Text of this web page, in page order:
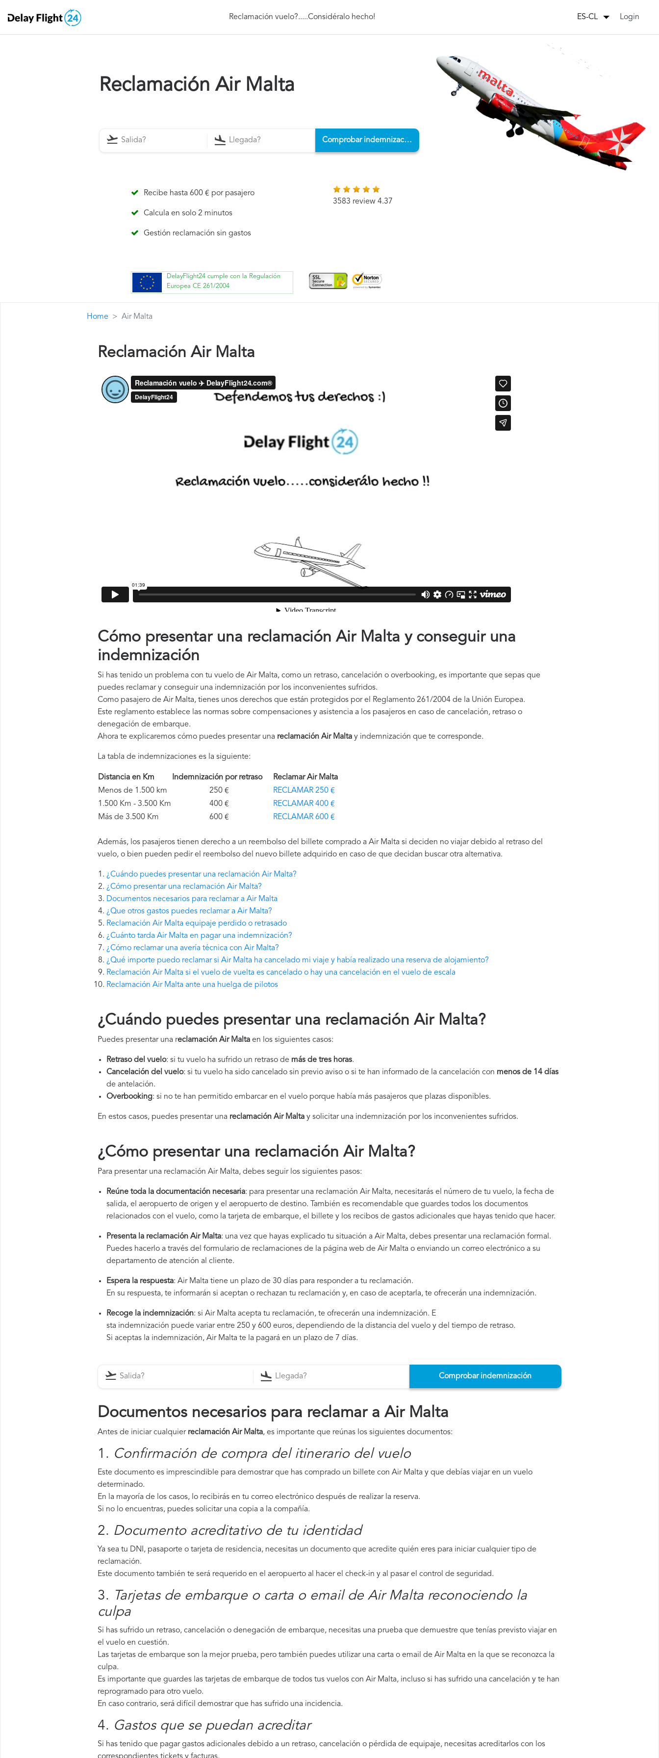
Reclamación vuelo?.....Considéralo hecho! ES-CL Login
Reclamación Air Malta
Comprobar indemnización
Recibe hasta 600 € por pasajero
Calcula en solo 2 minutos
Gestión reclamación sin gastos
3583 review 4.37
DelayFlight24 cumple con la Regulación
Europea CE 261/2004
Home Air Malta
Reclamación Air Malta
Cómo presentar una reclamación Air Malta y conseguir una
indemnización
Si has tenido un problema con tu vuelo de Air Malta, como un retraso, cancelación o overbooking, es importante que sepas que
puedes reclamar y conseguir una indemnización por los inconvenientes sufridos.
Como pasajero de Air Malta, tienes unos derechos que están protegidos por el Reglamento 261/2004 de la Unión Europea.
Este reglamento establece las normas sobre compensaciones y asistencia a los pasajeros en caso de cancelación, retraso o
denegación de embarque.
Ahora te explicaremos cómo puedes presentar una reclamación Air Malta y indemnización que te corresponde.
La tabla de indemnizaciones es la siguiente:
Distancia en Km Indemnización por retraso
Reclamar Air Malta
Menos de 1.500 km
250 €
RECLAMAR 250 €
1.500 Km - 3.500 Km
400 €
RECLAMAR 400 €
Más de 3.500 Km
600 € RECLAMAR 600 €
Además, los pasajeros tienen derecho a un reembolso del billete comprado a Air Malta si deciden no viajar debido al retraso del
vuelo, o bien pueden pedir el reembolso del nuevo billete adquirido en caso de que decidan buscar otra alternativa.
¿Cuándo puedes presentar una reclamación Air Malta?
¿Cómo presentar una reclamación Air Malta?
Documentos necesarios para reclamar a Air Malta
¿Que otros gastos puedes reclamar a Air Malta?
Reclamación Air Malta equipaje perdido o retrasado
¿Cuánto tarda Air Malta en pagar una indemnización?
¿Cómo reclamar una avería técnica con Air Malta?
¿Qué importe puedo reclamar si Air Malta ha cancelado mi viaje y había realizado una reserva de alojamiento?
Reclamación Air Malta si el vuelo de vuelta es cancelado o hay una cancelación en el vuelo de escala
Reclamación Air Malta ante una huelga de pilotos
¿Cuándo puedes presentar una reclamación Air Malta?
Puedes presentar una reclamación Air Malta en los siguientes casos:
Retraso del vuelo: si tu vuelo ha sufrido un retraso de más de tres horas.
Cancelación del vuelo: si tu vuelo ha sido cancelado sin previo aviso o si te han informado de la cancelación con menos de 14 días
de antelación.
Overbooking: si no te han permitido embarcar en el vuelo porque había más pasajeros que plazas disponibles.
En estos casos, puedes presentar una reclamación Air Malta​ y solicitar una indemnización por los inconvenientes sufridos.
¿Cómo presentar una reclamación Air Malta?
Para presentar una reclamación Air Malta, debes seguir los siguientes pasos:
Reúne toda la documentación necesaria: para presentar una reclamación Air Malta, necesitarás el número de tu vuelo, la fecha de
salida, el aeropuerto de origen y el aeropuerto de destino. También es recomendable que guardes todos los documentos
relacionados con el vuelo, como la tarjeta de embarque, el billete y los recibos de gastos adicionales que hayas tenido que hacer.
Presenta la reclamación Air Malta: una vez que hayas explicado tu situación a Air Malta, debes presentar una reclamación formal.
Puedes hacerlo a través del formulario de reclamaciones de la página web de Air Malta o enviando un correo electrónico a su
departamento de atención al cliente.
Espera la respuesta: Air Malta tiene un plazo de 30 días para responder a tu reclamación.
En su respuesta, te informarán si aceptan o rechazan tu reclamación y, en caso de aceptarla, te ofrecerán una indemnización.
Recoge la indemnización: si Air Malta acepta tu reclamación, te ofrecerán una indemnización. E
sta indemnización puede variar entre 250 y 600 euros, dependiendo de la distancia del vuelo y del tiempo de retraso.
Si aceptas la indemnización, Air Malta te la pagará en un plazo de 7 días.
Comprobar indemnización
Documentos necesarios para reclamar a Air Malta
Antes de iniciar cualquier reclamación Air Malta, es importante que reúnas los siguientes documentos:
1. Confirmación de compra del itinerario del vuelo
Este documento es imprescindible para demostrar que has comprado un billete con Air Malta y que debías viajar en un vuelo
determinado.
En la mayoría de los casos, lo recibirás en tu correo electrónico después de realizar la reserva.
Si no lo encuentras, puedes solicitar una copia a la compañía.
2. Documento acreditativo de tu identidad
Ya sea tu DNI, pasaporte o tarjeta de residencia, necesitas un documento que acredite quién eres para iniciar cualquier tipo de
reclamación.
Este documento también te será requerido en el aeropuerto al hacer el check-in y al pasar el control de seguridad.
3.
Tarjetas de embarque o carta o email de Air Malta reconociendo la
culpa
Si has sufrido un retraso, cancelación o denegación de embarque, necesitas una prueba que demuestre que tenías previsto viajar en
el vuelo en cuestión.
Las tarjetas de embarque son la mejor prueba, pero también puedes utilizar una carta o email de Air Malta en la que se reconozca la
culpa.
Es importante que guardes las tarjetas de embarque de todos tus vuelos con Air Malta, incluso si has sufrido una cancelación y te han
reprogramado para otro vuelo.
En caso contrario, será difícil demostrar que has sufrido una incidencia.
4. Gastos que se puedan acreditar
Si has tenido que pagar gastos adicionales debido a un retraso, cancelación o pérdida de equipaje, necesitas acreditarlos con los